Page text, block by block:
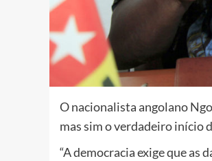
O nacionalista angolano
mas sim o verdadeiro início
“A democracia exige que as